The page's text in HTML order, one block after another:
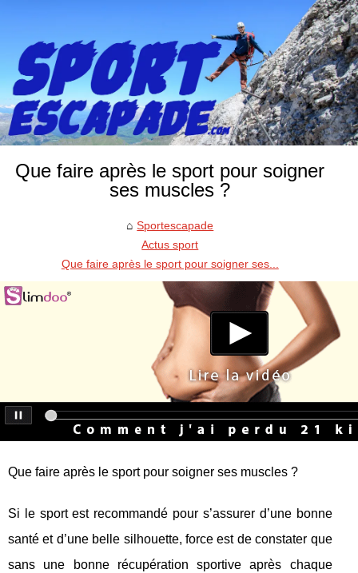
Que faire après le sport pour soigner
ses muscles ?
Sportescapade
Actus sport
Que faire après le sport pour soigner ses...
Que faire après le sport pour soigner ses muscles ?
Si le sport est recommandé pour s’assurer d’une bonne
santé et d’une belle silhouette, force est de constater que
sans une bonne récupération sportive après chaque